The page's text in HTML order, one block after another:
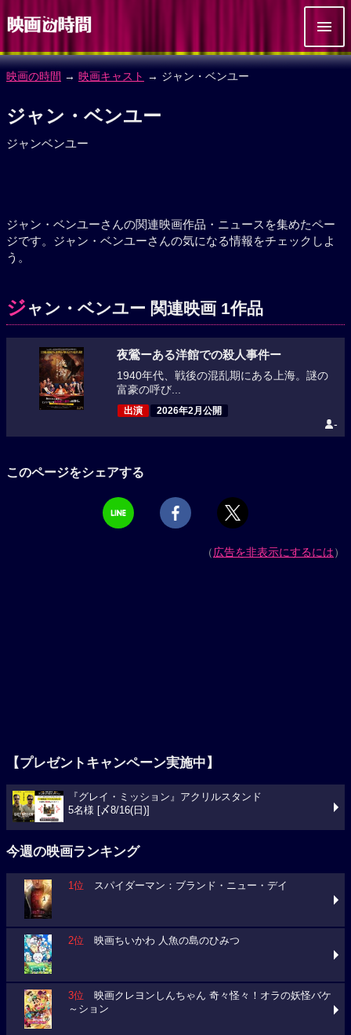
映画の時間 → 映画キャスト → ジャン・ベンユー
ジャン・ベンユー
ジャンベンユー
ジャン・ベンユーさんの関連映画作品・ニュースを集めたペー
ジです。ジャン・ベンユーさんの気になる情報をチェックしよ
う。
ジ ャン・ベンユー 関連映画 1作品
夜鶯ーある洋館での殺人事件ー
1940年代、戦後の混乱期にある上海。謎の
富豪の呼び...
出演 2026年2月公開
-
このページをシェアする
（広告を非表示にするには）
【プレゼントキャンペーン実施中】
『グレイ・ミッション』アクリルスタンド
5名様 [〆8/16(日)]
今週の映画ランキング
1位 スパイダーマン：ブランド・ニュー・デイ
2位 映画ちいかわ 人魚の島のひみつ
3位 映画クレヨンしんちゃん 奇々怪々！オラの妖怪バケ
～ション